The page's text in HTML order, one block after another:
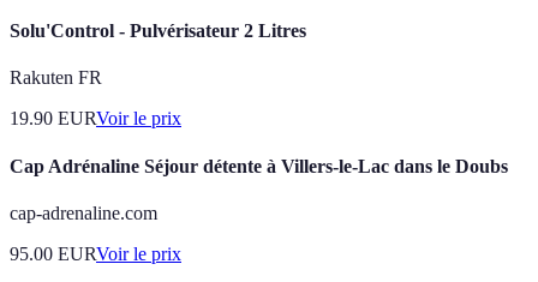
Solu'Control - Pulvérisateur 2 Litres
Rakuten FR
19.90 EURVoir le prix
Cap Adrénaline Séjour détente à Villers-le-Lac dans le Doubs
cap-adrenaline.com
95.00 EURVoir le prix